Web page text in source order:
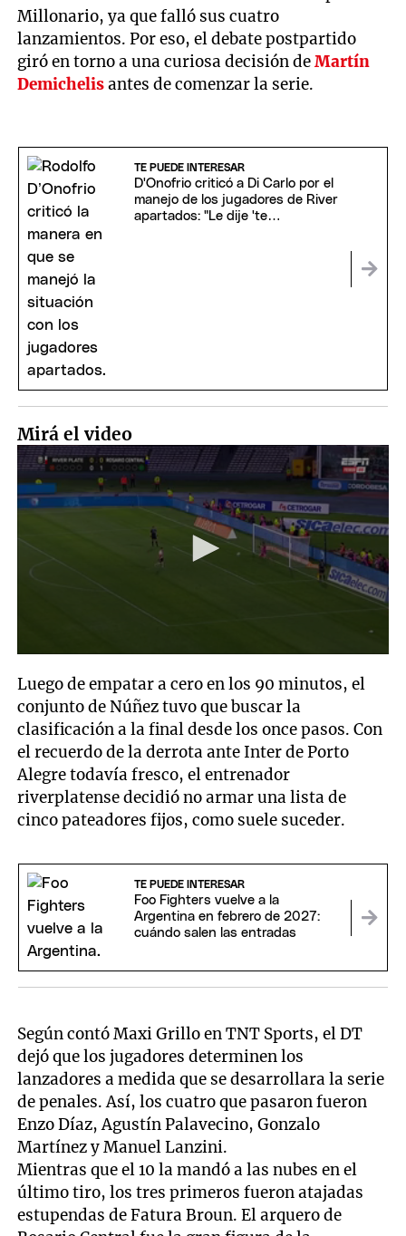
Millonario, ya que falló sus cuatro
lanzamientos. Por eso, el debate postpartido
giró en torno a una curiosa decisión deMartín
Demichelisantes de comenzar la serie.
TE PUEDE INTERESAR
D'Onofrio criticó a Di Carlo por el
manejo de los jugadores de River
apartados: "Le dije 'te
Mirá el video
seconds
of
13
seconds
Luego de empatar a cero en los 90 minutos, el
conjunto de Núñez tuvo que buscar la
clasificación a la final desde los once pasos. Con
el recuerdo de la derrota ante Inter de Porto
Alegre todavía fresco, el entrenador
riverplatense decidió no armar una lista de
cinco pateadores fijos, como suele suceder.
TE PUEDE INTERESAR
Foo Fighters vuelve a la
Argentina en febrero de 2027:
cuándo salen las entradas
Según contó Maxi Grillo en TNT Sports, el DT
dejó que los jugadores determinen los
lanzadores a medida que se desarrollara la serie
de penales. Así, los cuatro que pasaron fueron
Enzo Díaz, Agustín Palavecino, Gonzalo
Martínez y Manuel Lanzini.
Mientras que el 10 la mandó a las nubes en el
último tiro, los tres primeros fueron atajadas
estupendas de Fatura Broun. El arquero de